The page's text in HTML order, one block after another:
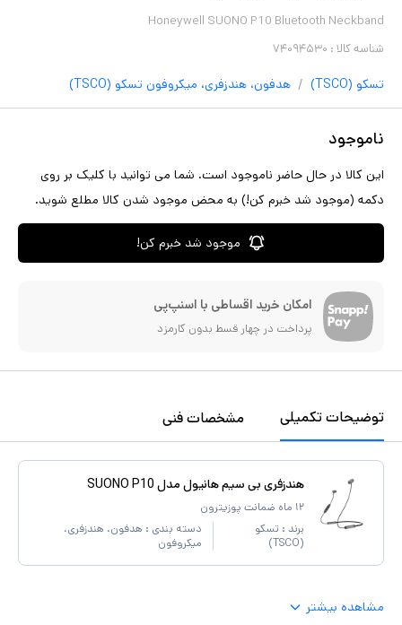
Honeywell SUONO P10 Bluetooth Neckband
شناسه کالا : ۷۴۰۹۴۵۳۰
تسکو (TSCO) / هدفون، هندزفری، میکروفون تسکو (TSCO)
ناموجود
این کالا در حال حاضر ناموجود است. شما می توانید با کلیک بر روی
دکمه (موجود شد خبرم کن!) به محض موجود شدن کالا مطلع شوید.
موجود شد خبرم کن!
امکان خرید اقساطی با اسنپ‌پی
پرداخت در چهار قسط بدون کارمزد
توضیحات تکمیلی مشخصات فنی
هندزفری بی سیم هانیول مدل SUONO P10
۱۲ ماه ضمانت پوزیترون
برند : تسکو
(TSCO)
دسته بندی : هدفون، هندزفری،
میکروفون
مشاهده بیشتر